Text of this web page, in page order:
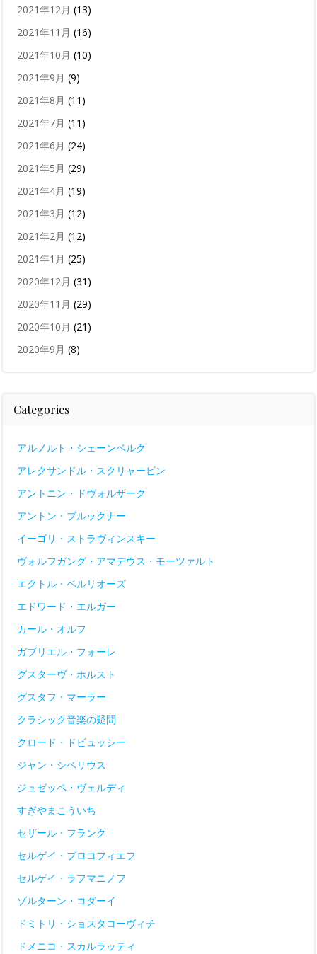
2021年12月 (13)
2021年11月 (16)
2021年10月 (10)
2021年9月 (9)
2021年8月 (11)
2021年7月 (11)
2021年6月 (24)
2021年5月 (29)
2021年4月 (19)
2021年3月 (12)
2021年2月 (12)
2021年1月 (25)
2020年12月 (31)
2020年11月 (29)
2020年10月 (21)
2020年9月 (8)
Categories
アルノルト・シェーンベルク
アレクサンドル・スクリャービン
アントニン・ドヴォルザーク
アントン・ブルックナー
イーゴリ・ストラヴィンスキー
ヴォルフガング・アマデウス・モーツァルト
エクトル・ベルリオーズ
エドワード・エルガー
カール・オルフ
ガブリエル・フォーレ
グスターヴ・ホルスト
グスタフ・マーラー
クラシック音楽の疑問
クロード・ドビュッシー
ジャン・シベリウス
ジュゼッペ・ヴェルディ
すぎやまこういち
セザール・フランク
セルゲイ・プロコフィエフ
セルゲイ・ラフマニノフ
ゾルターン・コダーイ
ドミトリ・ショスタコーヴィチ
ドメニコ・スカルラッティ